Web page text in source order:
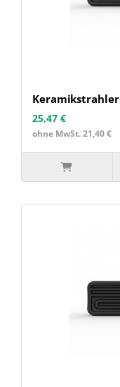
Keramikstrahler
25,47 €
ohne MwSt. 21,40 €